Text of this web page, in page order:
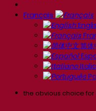
Français
简体
the obvious choice